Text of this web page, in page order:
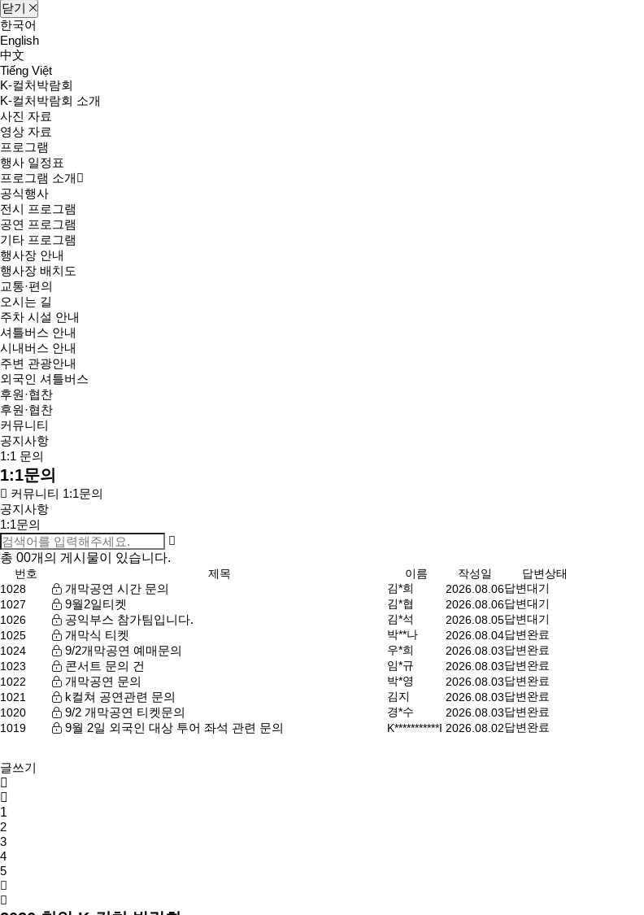
닫기
한국어
English
中文
Tiếng Việt
K-컬처박람회
K-컬처박람회 소개
사진 자료
영상 자료
프로그램
행사 일정표
프로그램 소개
공식행사
전시 프로그램
공연 프로그램
기타 프로그램
행사장 안내
행사장 배치도
교통·편의
오시는 길
주차 시설 안내
셔틀버스 안내
시내버스 안내
주변 관광안내
외국인 셔틀버스
후원·협찬
후원·협찬
커뮤니티
공지사항
1:1 문의
1:1문의
커뮤니티 1:1문의
공지사항
1:1문의
총 00개의 게시물이 있습니다.
번호 제목 이름 작성일
답변상태
1028
개막공연 시간 문의 김*희 2026.08.06답변대기
1027
9월2일티켓 김*협 2026.08.06답변대기
1026
공익부스 참가팀입니다. 김*석 2026.08.05답변대기
1025
개막식 티켓 박**나 2026.08.04답변완료
1024
9/2개막공연 예매문의 우*희 2026.08.03답변완료
1023
콘서트 문의 건 임*규 2026.08.03답변완료
1022
개막공연 문의 박*영 2026.08.03답변완료
1021
k컬쳐 공연관련 문의 김지 2026.08.03답변완료
1020
9/2 개막공연 티켓문의 경*수 2026.08.03답변완료
1019
9월 2일 외국인 대상 투어 좌석 관련 문의 K***********I 2026.08.02답변완료
글쓰기
1
2
3
4
5